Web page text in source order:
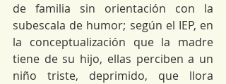
de familia sin orientación con la
subescala de humor; según el IEP, en
la conceptualización que la madre
tiene de su hijo, ellas perciben a un
niño triste, deprimido, que llora